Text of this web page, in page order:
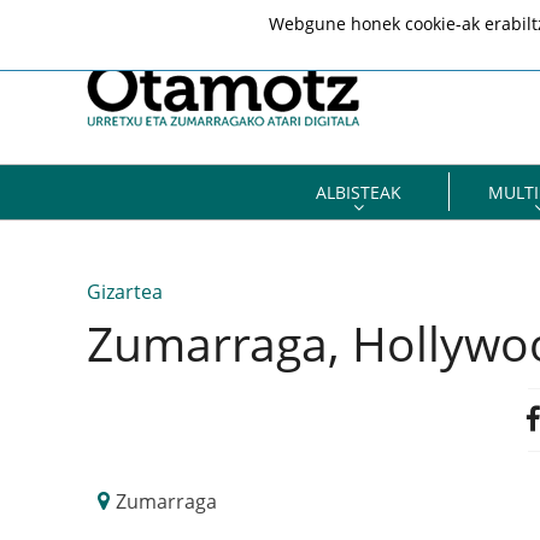
ALBISTEAK
Gizartea
Zumarraga,
Zumarraga
Webgune honek cookie-ak